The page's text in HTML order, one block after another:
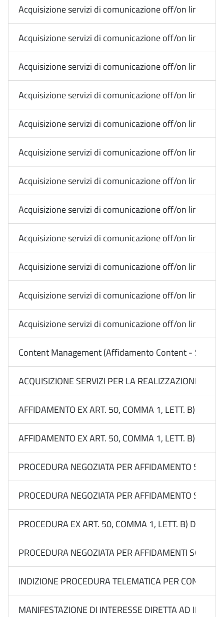
Acquisizione servizi di comunicazione off/on line
Acquisizione servizi di comunicazione off/on line
Acquisizione servizi di comunicazione off/on line
Acquisizione servizi di comunicazione off/on line
Acquisizione servizi di comunicazione off/on line
Acquisizione servizi di comunicazione off/on line
Acquisizione servizi di comunicazione off/on line
Acquisizione servizi di comunicazione off/on line
Acquisizione servizi di comunicazione off/on line
Acquisizione servizi di comunicazione off/on line
Acquisizione servizi di comunicazione off/on line
Acquisizione servizi di comunicazione off/on line
Content Management (Affidamento Content - Social)
ACQUISIZIONE SERVIZI PER LA REALIZZAZIONE DI
AFFIDAMENTO EX ART. 50, COMMA 1, LETT. B) DEL
AFFIDAMENTO EX ART. 50, COMMA 1, LETT. B) DEL
PROCEDURA NEGOZIATA PER AFFIDAMENTO
PROCEDURA NEGOZIATA PER AFFIDAMENTO
PROCEDURA EX ART. 50, COMMA 1, LETT. B) DEL
PROCEDURA NEGOZIATA PER AFFIDAMENTI SOTTO
INDIZIONE PROCEDURA TELEMATICA PER
MANIFESTAZIONE DI INTERESSE DIRETTA AD